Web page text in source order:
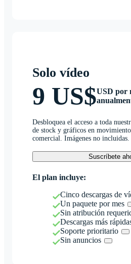
Solo vídeo
9 US$USD por
Desbloquea el acceso a toda
de stock y gráficos en
comercial. Imágenes no incluidas.
Suscríbete
El plan incluye:
Cinco descargas de
Un paquete por mes
Sin atribución
Descargas más
Soporte prioritario
Sin anuncios